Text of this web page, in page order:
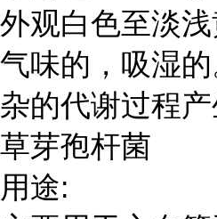
外观白色至淡
气味的，吸湿
杂的代谢过程
草芽孢杆菌
用途: